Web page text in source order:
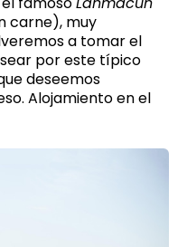
carne), muy
a tomar el
por este típico
deseemos
Alojamiento en el